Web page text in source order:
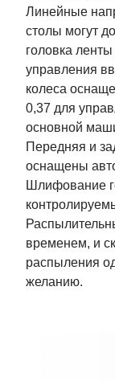
Линейные
столы могут
головка
управления
колеса
0,37 для
основной
Передняя и
оснащены
Шлифование
временем, и
распыления
желанию.